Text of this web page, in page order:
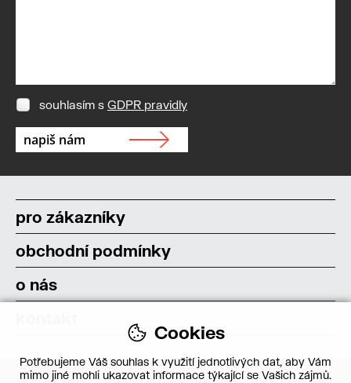
souhlasím s GDPR pravidly
pro zákazníky
obchodní podmínky
o nás
Cookies
Potřebujeme Váš souhlas k využití jednotlivých dat, aby Vám
mimo jiné mohli ukazovat informace týkající se Vašich zájmů.